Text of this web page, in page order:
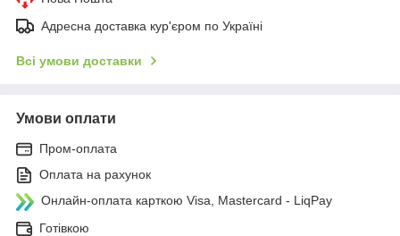
Адресна доставка кур'єром по Україні
Всі умови доставки
Умови оплати
Пром-оплата
Оплата на рахунок
Онлайн-оплата карткою Visa, Mastercard - LiqPay
Готівкою